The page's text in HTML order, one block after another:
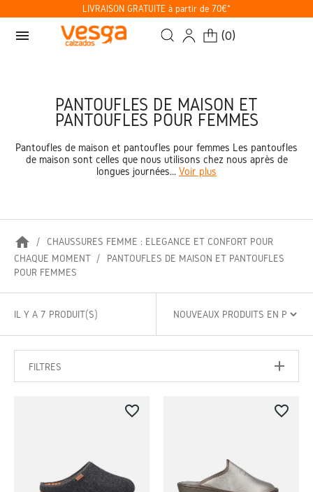
LIVRAISON GRATUITE à partir de 70€*
menu (0)
PANTOUFLES DE MAISON ET
PANTOUFLES POUR FEMMES
Pantoufles de maison et pantoufles pour femmes Les pantoufles
de maison sont celles que nous utilisons chez nous après de
longues journées... Voir plus
home
CHAUSSURES FEMME : ÉLÉGANCE ET CONFORT POUR
CHAQUE MOMENT
PANTOUFLES DE MAISON ET PANTOUFLES
POUR FEMMES
IL Y A 7 PRODUIT(S)
FILTRES
favorite_border favorite_border